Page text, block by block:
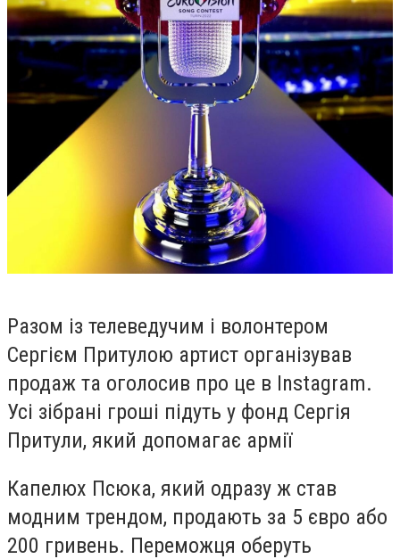
Разом із телеведучим і волонтером
Сергієм Притулою артист організував
продаж та оголосив про це в Instagram.
Усі зібрані гроші підуть у фонд Сергія
Притули, який допомагає армії
Капелюх Псюка, який одразу ж став
модним трендом, продають за 5 євро або
200 гривень. Переможця оберуть